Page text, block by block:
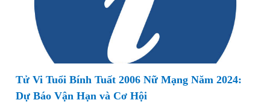
Tử Vi Tuổi Bính Tuất 2006 Nữ Mạng Năm 2024:
Dự Báo Vận Hạn và Cơ Hội